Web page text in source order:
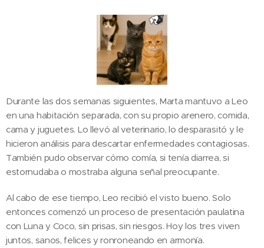
Durante las dos semanas siguientes, Marta mantuvo a Leo
en una habitación separada, con su propio arenero, comida,
cama y juguetes. Lo llevó al veterinario, lo desparasitó y le
hicieron análisis para descartar enfermedades contagiosas.
También pudo observar cómo comía, si tenía diarrea, si
estornudaba o mostraba alguna señal preocupante.
Al cabo de ese tiempo, Leo recibió el visto bueno. Solo
entonces comenzó un proceso de presentación paulatina
con Luna y Coco, sin prisas, sin riesgos. Hoy los tres viven
juntos, sanos, felices y ronroneando en armonía.